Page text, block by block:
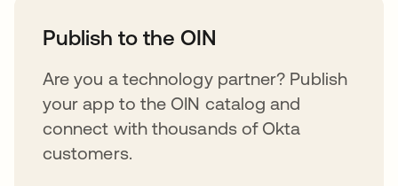
Publish to the OIN
Are you a technology partner? Publish
your app to the OIN catalog and
connect with thousands of Okta
customers.